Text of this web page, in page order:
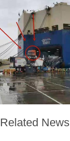
Related News